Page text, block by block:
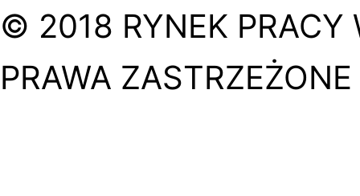
© 2018 RYNEK PRACY
PRAWA ZASTRZEŻONE